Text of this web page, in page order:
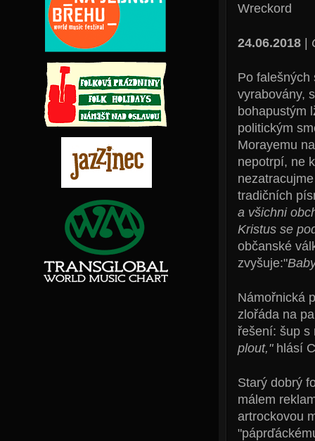
Wreckord
24.06.2018|
Po falešných
vyrabovány,
bohapustým
politickým
Morayemu
nepotrpí, ne
tradičních
a všichni
Kristus se
občanské
zvyšuje:"
Námořnická
zlořáda na
řešení: šup
plout,"hlásí
Starý dobrý
málem
artrockovou